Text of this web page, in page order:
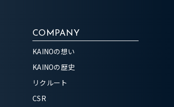
COMPANY
KAINOの想い
KAINOの歴史
リクルート
CSR